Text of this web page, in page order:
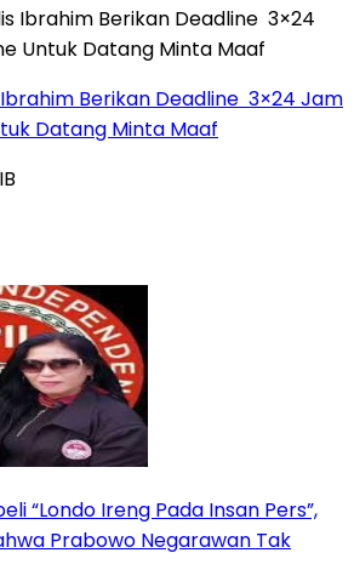
Ibrahim Berikan Deadline 3×24 Jam
Datang Minta Maaf
“Londo Ireng Pada Insan Pers”,
Prabowo Negarawan Tak